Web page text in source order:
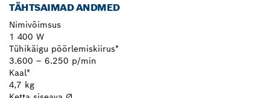
TÄHTSAIMAD ANDMED
Nimivõimsus
1 400 W
Tühikäigu pöörlemiskiirus*
3.600 – 6.250 p/min
Kaal*
4,7 kg